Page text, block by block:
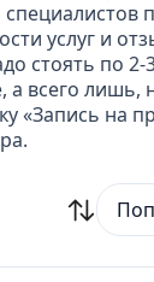
услуг и
стоять по
а всего лишь,
«Запись на